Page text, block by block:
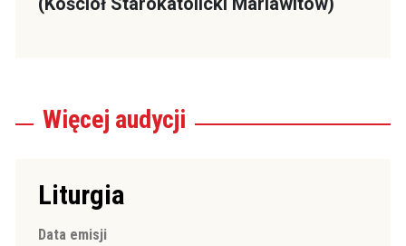
Więcej audycji
Liturgia
Data emisji